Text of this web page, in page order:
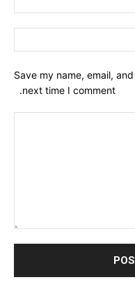
Save my name, email,
next time I comment.